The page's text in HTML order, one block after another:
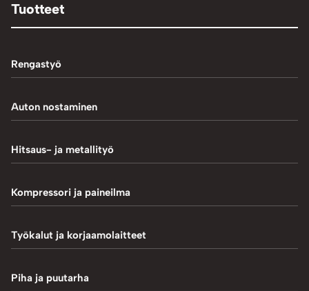
Tuotteet
Rengastyö
Palteennostin
Rengastarvikkeet/työkalut
Rengasventtiilit
Tasapainotuskoneet
Auton nostaminen
1-Pilarinostimet
4-Pilarinostimet
Saksinostimet ja Matalanostimet
Hitsaus- ja metallityö
Hitsaustarvikkeet
Metallityö
MIG-hitsaus
Kompressori ja paineilma
Hiekkapuhallus
Työkalut ja korjaamolaitteet
Akkulaturit ja testerit
Piha ja puutarha